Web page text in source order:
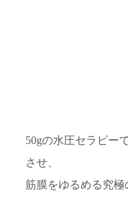
50gの水圧セラピー
させ、
筋膜をゆるめる究極